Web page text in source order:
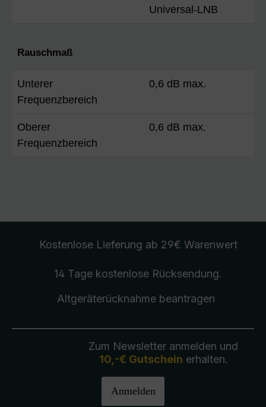
Universal-LNB
Rauschmaß
Unterer
Frequenzbereich
0,6 dB max.
Oberer
Frequenzbereich
0,6 dB max.
Kostenlose Lieferung ab 29€ Warenwert
14 Tage kostenlose Rücksendung.
Altgeräterücknahmebeantragen
Zum Newsletter anmelden und
10,-€ Gutschein erhalten.
Anmelden